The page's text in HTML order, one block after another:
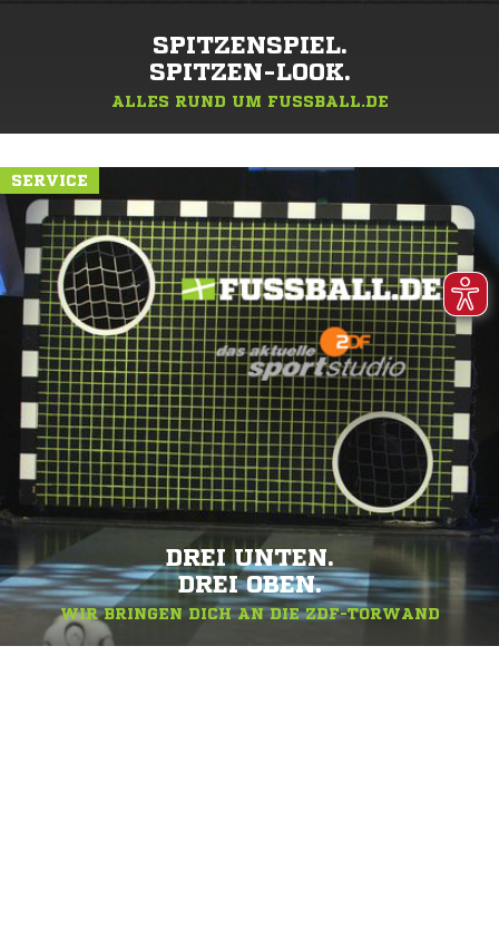
SPITZENSPIEL.
SPITZEN-LOOK.
ALLES RUND UM FUSSBALL.DE
SERVICE
DREI UNTEN.
DREI OBEN.
WIR BRINGEN DICH AN DIE ZDF-TORWAND